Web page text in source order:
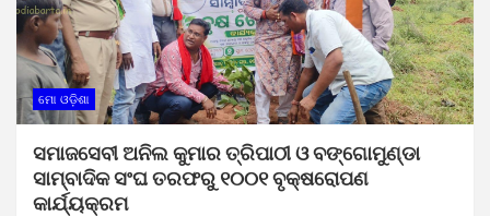
ମୋ ଓଡ଼ିଶା
ସମାଜସେବୀ ଅନିଲ କୁମାର ତ୍ରିପାଠୀ ଓ ବଙ୍ଗୋମୁଣ୍ଡା
ସାମ୍ବାଦିକ ସଂଘ ତରଫରୁ ୧୦୦୧ ବୃକ୍ଷରୋପଣ
କାର୍ଯ୍ୟକ୍ରମ